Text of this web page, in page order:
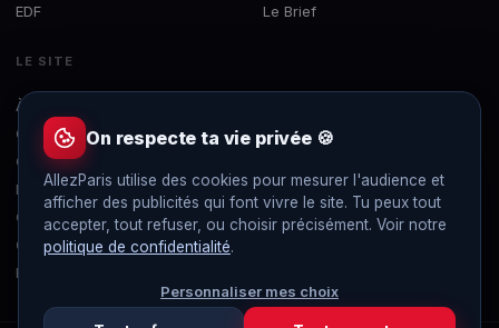
EDF
Le Brief
LE SITE
À propos
Concours
Contact
Mentions légales
Confidentialité
Gérer les cookies
Flux RSS
On respecte ta vie privée 🍪
AllezParis utilise des cookies pour mesurer l'audience et
afficher des publicités qui font vivre le site. Tu peux tout
accepter, tout refuser, ou choisir précisément. Voir notre
politique de confidentialité.
Personnaliser mes choix